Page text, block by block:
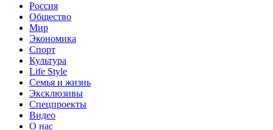
Россия
Общество
Мир
Экономика
Спорт
Культура
Life Style
Семья и жизнь
Эксклюзивы
Спецпроекты
Видео
О нас